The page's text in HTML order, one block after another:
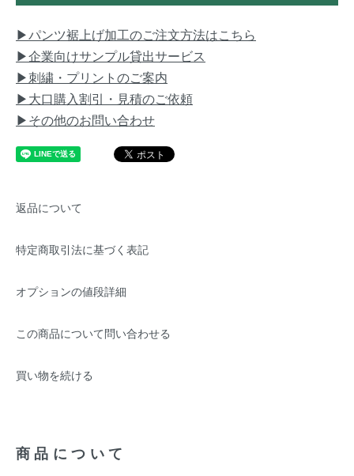
▶パンツ裾上げ加工のご注文方法はこちら
▶企業向けサンプル貸出サービス
▶刺繍・プリントのご案内
▶大口購入割引・見積のご依頼
▶その他のお問い合わせ
返品について
特定商取引法に基づく表記
オプションの値段詳細
この商品について問い合わせる
買い物を続ける
商品について